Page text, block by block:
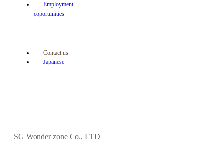
Employment
opportunities
Contact us
Japanese
SG Wonder zone Co., LTD